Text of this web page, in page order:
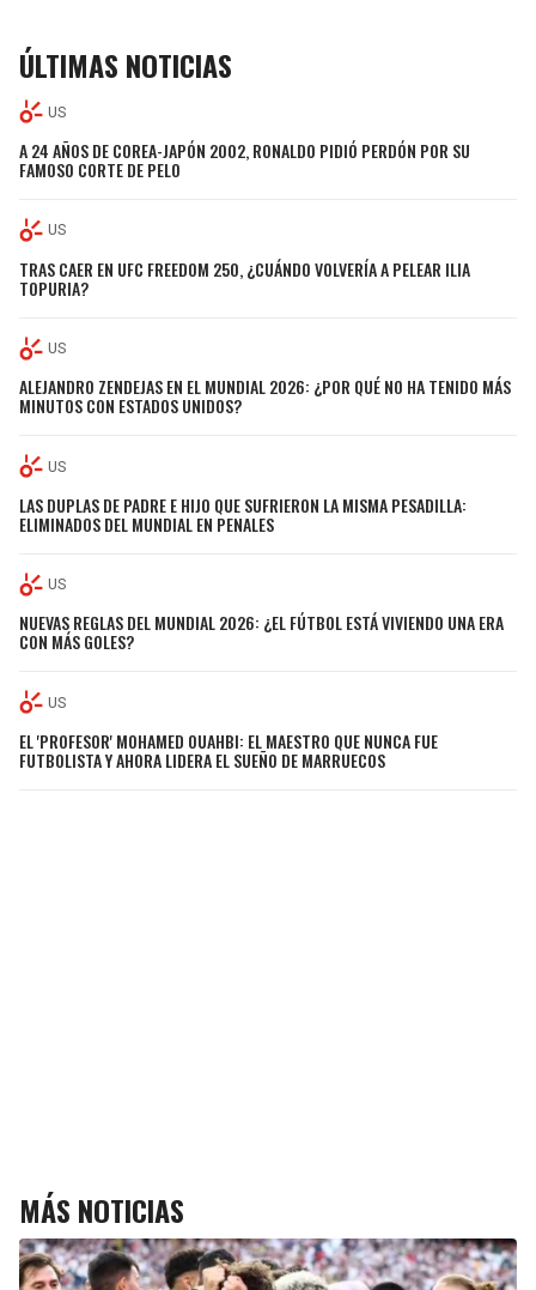
ÚLTIMAS NOTICIAS
US
A 24 AÑOS DE COREA-JAPÓN 2002, RONALDO PIDIÓ PERDÓN POR SU
FAMOSO CORTE DE PELO
US
TRAS CAER EN UFC FREEDOM 250, ¿CUÁNDO VOLVERÍA A PELEAR ILIA
TOPURIA?
US
ALEJANDRO ZENDEJAS EN EL MUNDIAL 2026: ¿POR QUÉ NO HA TENIDO MÁS
MINUTOS CON ESTADOS UNIDOS?
US
LAS DUPLAS DE PADRE E HIJO QUE SUFRIERON LA MISMA PESADILLA:
ELIMINADOS DEL MUNDIAL EN PENALES
US
NUEVAS REGLAS DEL MUNDIAL 2026: ¿EL FÚTBOL ESTÁ VIVIENDO UNA ERA
CON MÁS GOLES?
US
EL 'PROFESOR' MOHAMED OUAHBI: EL MAESTRO QUE NUNCA FUE
FUTBOLISTA Y AHORA LIDERA EL SUEÑO DE MARRUECOS
MÁS NOTICIAS